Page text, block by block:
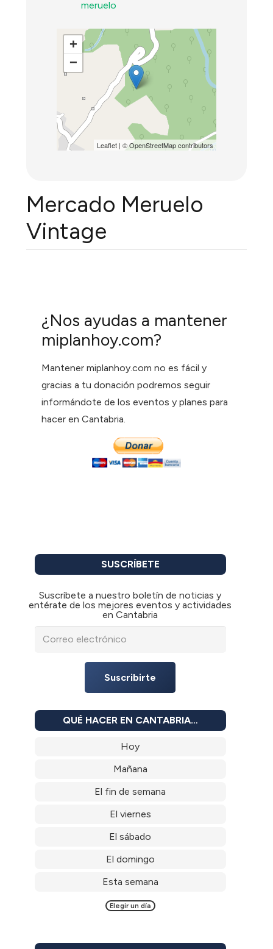
meruelo
+
−
Leaflet| ©OpenStreetMapcontributors
Mercado Meruelo
Vintage
¿Nos ayudas a mantener
miplanhoy.com?
Mantener miplanhoy.com no es fácil y
gracias a tu donación podremos seguir
informándote de los eventos y planes para
hacer en Cantabria.
SUSCRÍBETE
Suscríbete a nuestro boletín de noticias y
entérate de los mejores eventos y actividades
en Cantabria
Suscribirte
QUÉ HACER EN CANTABRIA…
Hoy
Mañana
El fin de semana
El viernes
El sábado
El domingo
Esta semana
Elegir un día